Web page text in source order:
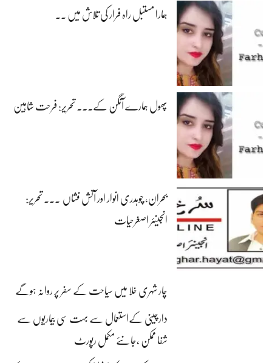
ہمارا مستبل راہ فرار کی تلاش میں ۔۔
پھول ہمارے آنگن کے۔۔۔ تحریر: فرحت شاہین
بحران، چوہدری انوار اور آتش فشاں ۔۔۔ تحریر:
انجینئر اصغرحیات
چار شہری خلا میں سیاحت کے سفر پر روانہ ہوگے
دارچینی کےاستعمال سے بہت سی بیماریوں سے
شفا ممکن ،جانئے مکمل رپورٹ